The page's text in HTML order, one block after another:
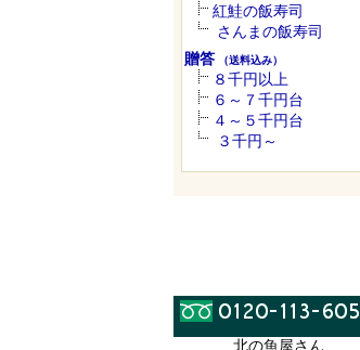
紅鮭の飯寿司
さんまの飯寿司
贈答 （送料込み）
８千円以上
６～７千円台
４～５千円台
３千円～
北の魚屋さん